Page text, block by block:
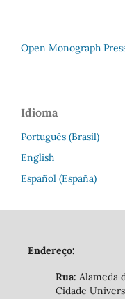
Open Monograph
Idioma
Português (Brasil)
English
Español (España)
Endereço:
Rua: Alameda
Cidade